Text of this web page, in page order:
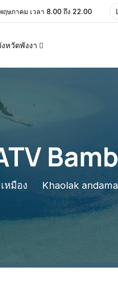
ฤษภาคม เวลา 8.00 ถึง 22.00
งหวัดพังงา
หมือง Khaolak